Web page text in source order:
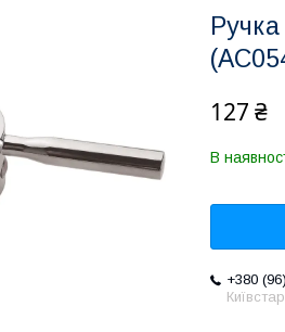
127 ₴
В
+380
Київстар